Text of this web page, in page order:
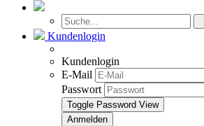
Kundenlogin
Kundenlogin
E-Mail
Passwort
Toggle Password View